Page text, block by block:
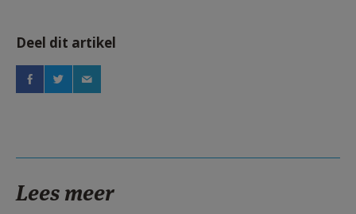
Deel dit artikel
Lees meer